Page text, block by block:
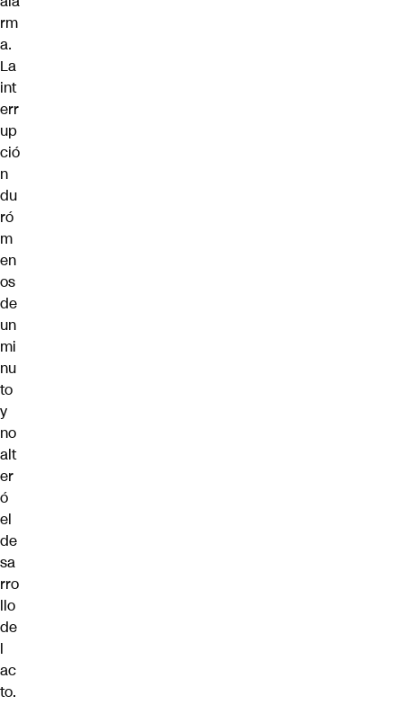
rm
a.
La
int
err
up
ció
n
du
ró
m
en
os
de
un
mi
nu
to
y
no
alt
er
ó
el
de
sa
rro
llo
de
l
ac
to.